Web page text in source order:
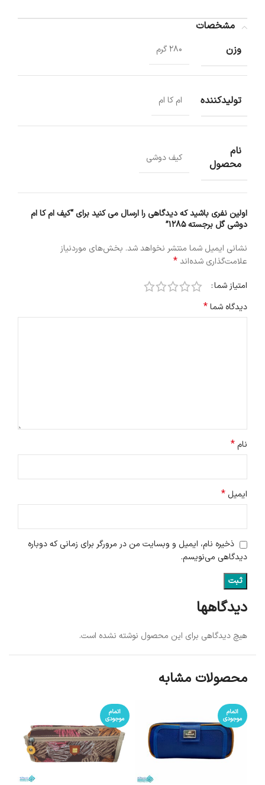
مشخصات
وزن
280 گرم
تولیدکننده ام کا ام
نام
محصول
کیف دوشی
دیدگاهها
هیچ دیدگاهی برای این محصول نوشته نشده است.
اولین نفری باشید که دیدگاهی را ارسال می کنید برای “کیف ام کا ام
دوشی گل برجسته 1285”
نشانی ایمیل شما منتشر نخواهد شد. بخش‌های موردنیاز
علامت‌گذاری شده‌اند*
امتیاز شما
دیدگاه شما*
نام*
ایمیل*
ذخیره نام، ایمیل و وبسایت من در مرورگر برای زمانی که دوباره
دیدگاهی می‌نویسم.
محصولات مشابه
اتمام
موجودی
اتمام
موجودی